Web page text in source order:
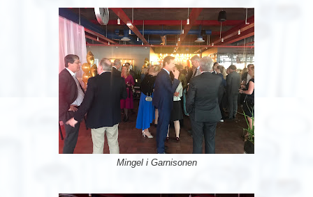
Mingel i Garnisonen